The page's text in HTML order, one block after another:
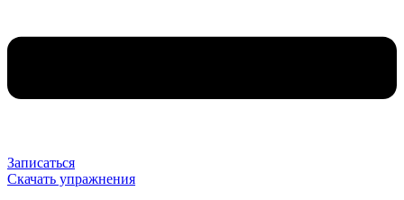
Записаться
Скачать упражнения